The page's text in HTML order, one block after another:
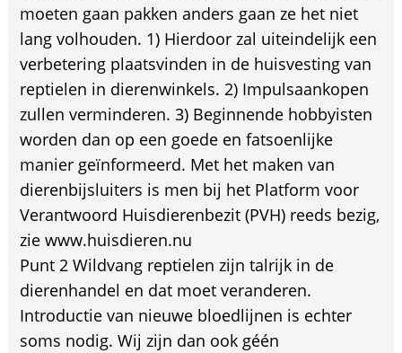
moeten gaan pakken anders gaan ze het niet
lang volhouden. 1) Hierdoor zal uiteindelijk een
verbetering plaatsvinden in de huisvesting van
reptielen in dierenwinkels. 2) Impulsaankopen
zullen verminderen. 3) Beginnende hobbyisten
worden dan op een goede en fatsoenlijke
manier geïnformeerd. Met het maken van
dierenbijsluiters is men bij het Platform voor
Verantwoord Huisdierenbezit (PVH) reeds bezig,
zie www.huisdieren.nu
Punt 2 Wildvang reptielen zijn talrijk in de
dierenhandel en dat moet veranderen.
Introductie van nieuwe bloedlijnen is echter
soms nodig. Wij zijn dan ook géén